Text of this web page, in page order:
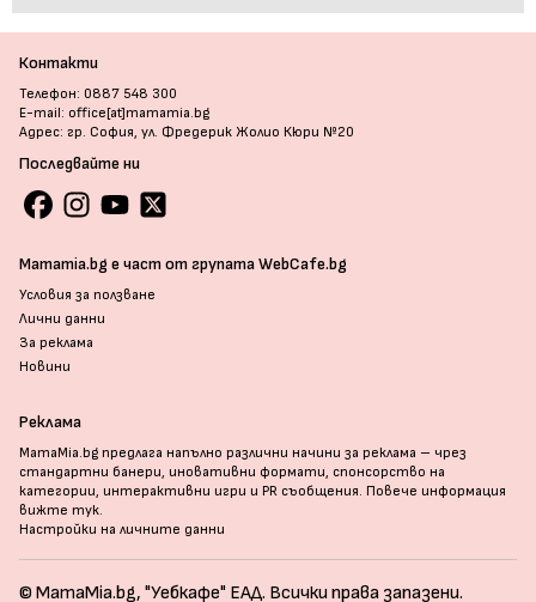
Контакти
Телефон: 0887 548 300
E-mail: office[at]mamamia.bg
Адрес: гр. София, ул. Фредерик Жолио Кюри №20
Последвайте ни
Mamamia.bg е част от групата WebCafe.bg
Условия за ползване
Лични данни
За реклама
Новини
Реклама
MamaMia.bg предлага напълно различни начини за реклама – чрез
стандартни банери, иновативни формати, спонсорство на
категории, интерактивни игри и PR съобщения. Повече информация
вижте тук.
Настройки на личните данни
© MamaMia.bg, "Уебкафе" ЕАД. Всички права запазени.